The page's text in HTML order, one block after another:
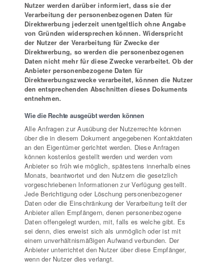
Nutzer werden darüber informiert, dass sie der
Verarbeitung der personenbezogenen Daten für
Direktwerbung jederzeit unentgeltlich ohne Angabe
von Gründen widersprechen können. Widerspricht
der Nutzer der Verarbeitung für Zwecke der
Direktwerbung, so werden die personenbezogenen
Daten nicht mehr für diese Zwecke verarbeitet. Ob der
Anbieter personenbezogene Daten für
Direktwerbungszwecke verarbeitet, können die Nutzer
den entsprechenden Abschnitten dieses Dokuments
entnehmen.
Wie die Rechte ausgeübt werden können
Alle Anfragen zur Ausübung der Nutzerrechte können
über die in diesem Dokument angegebenen Kontaktdaten
an den Eigentümer gerichtet werden. Diese Anfragen
können kostenlos gestellt werden und werden vom
Anbieter so früh wie möglich, spätestens innerhalb eines
Monats, beantwortet und den Nutzern die gesetzlich
vorgeschriebenen Informationen zur Verfügung gestellt.
Jede Berichtigung oder Löschung personenbezogener
Daten oder die Einschränkung der Verarbeitung teilt der
Anbieter allen Empfängern, denen personenbezogene
Daten offengelegt wurden, mit, falls es welche gibt. Es
sei denn, dies erweist sich als unmöglich oder ist mit
einem unverhältnismäßigen Aufwand verbunden. Der
Anbieter unterrichtet den Nutzer über diese Empfänger,
wenn der Nutzer dies verlangt.